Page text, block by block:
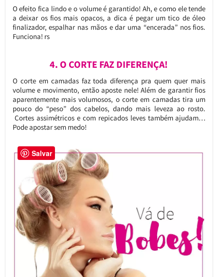
O efeito fica lindo e o volume é garantido! Ah, e como ele tende
a deixar os fios mais opacos, a dica é pegar um tico de óleo
finalizador, espalhar nas mãos e dar uma “encerada” nos fios.
Funciona! rs
4. O CORTE FAZ DIFERENÇA!
O corte em camadas faz toda diferença pra quem quer mais
volume e movimento, então aposte nele! Além de garantir fios
aparentemente mais volumosos, o corte em camadas tira um
pouco do “peso” dos cabelos, dando mais leveza ao rosto.
Cortes assimétricos e com repicados leves também ajudam…
Pode apostar sem medo!
Salvar